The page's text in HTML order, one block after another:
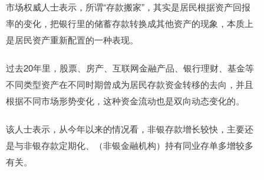
市场权威人士表示，所谓“存款搬家”，其实是居民根据资产回报
率的变化，把银行里的储蓄存款转换成其他资产的现象，本质上
是居民资产重新配置的一种表现。
过去20年里，股票、房产、互联网金融产品、银行理财、基金等
不同类型资产在不同时期曾成为居民存款资金转移的去向，并且
根据不同市场形势变化，这种资金流动也是双向动态变化的。
该人士表示，从今年以来的情况看，非银存款增长较快，主要还
是与非银存款定期化、（非银金融机构）持有同业存单多增较多
有关。